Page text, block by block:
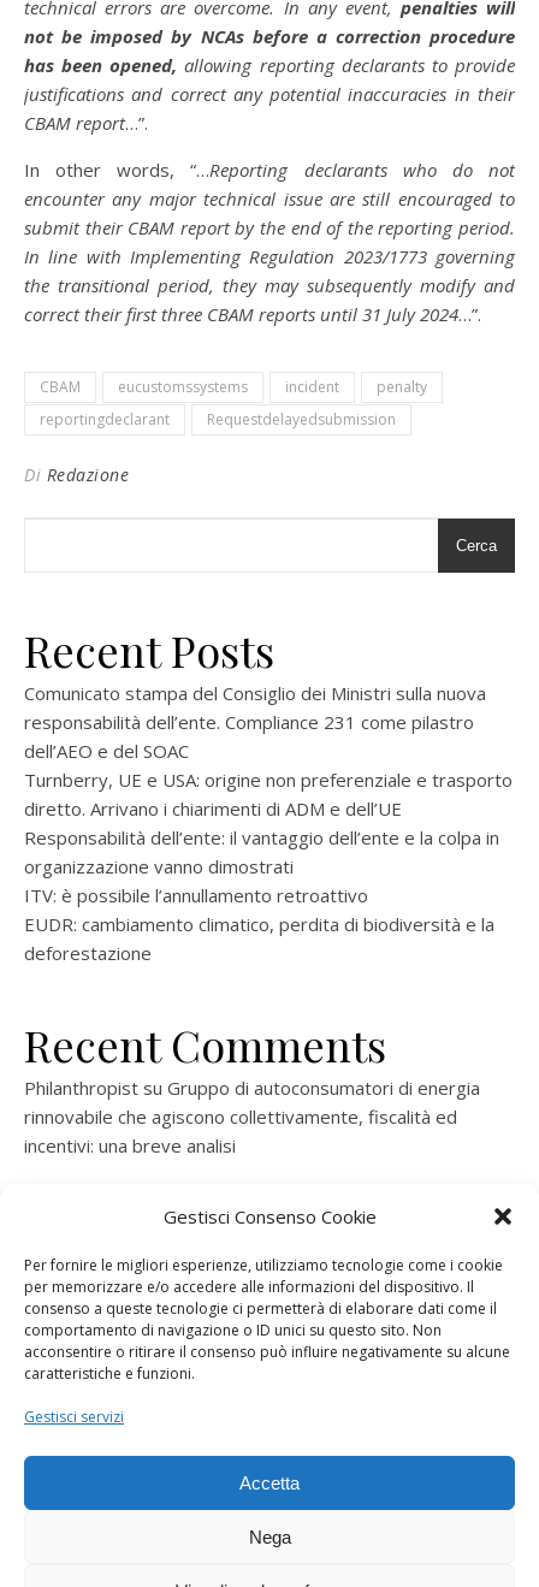
Gestisci Consenso Cookie
Per fornire le migliori esperienze, utilizziamo tecnologie come i cookie
per memorizzare e/o accedere alle informazioni del dispositivo. Il
consenso a queste tecnologie ci permetterà di elaborare dati come il
comportamento di navigazione o ID unici su questo sito. Non
acconsentire o ritirare il consenso può influire negativamente su alcune
caratteristiche e funzioni.
Gestisci servizi
Accetta
Nega
technical errors are overcome. In any event, penalties will
not be imposed by NCAs before a correction procedure
has been opened, allowing reporting declarants to provide
justifications and correct any potential inaccuracies in their
CBAM report…”.
In other words, “…Reporting declarants who do not
encounter any major technical issue are still encouraged to
submit their CBAM report by the end of the reporting period.
In line with Implementing Regulation 2023/1773 governing
the transitional period, they may subsequently modify and
correct their first three CBAM reports until 31 July 2024…”.
CBAM eucustomssystems incident
penalty
reportingdeclarant
Requestdelayedsubmission
Di Redazione
Cerca
Recent Posts
Comunicato stampa del Consiglio dei Ministri sulla nuova
responsabilità dell’ente. Compliance 231 come pilastro
dell’AEO e del SOAC
Turnberry, UE e USA: origine non preferenziale e trasporto
diretto. Arrivano i chiarimenti di ADM e dell’UE
Responsabilità dell’ente: il vantaggio dell’ente e la colpa in
organizzazione vanno dimostrati
ITV: è possibile l’annullamento retroattivo
EUDR: cambiamento climatico, perdita di biodiversità e la
deforestazione
Recent Comments
Philanthropist su Gruppo di autoconsumatori di energia
rinnovabile che agiscono collettivamente, fiscalità ed
incentivi: una breve analisi
rinnovabile che agiscono collettivamente, fiscalità ed
ramatogelsuGruppo di autoconsumatori di energia
rinnovabile che agiscono collettivamente, fiscalità ed
incentivi: una breve analisi
consorzio per la produzione di energia elettrica